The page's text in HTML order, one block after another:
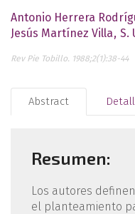
Antonio Herrera
Jesús Martínez Villa S.
Rev Pie Tobillo. 1988;2(1):38-44
Abstract
Resumen:
Los autores
el planteamiento